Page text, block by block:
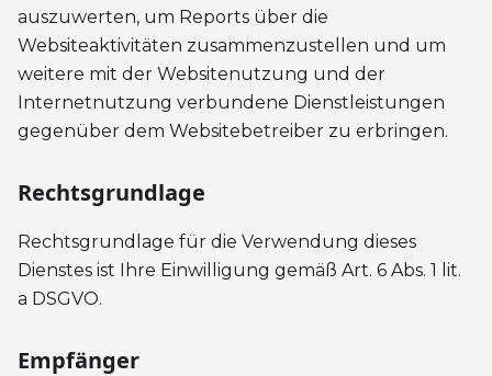
auszuwerten, um Reports über die
Websiteaktivitäten zusammenzustellen und um
weitere mit der Websitenutzung und der
Internetnutzung verbundene Dienstleistungen
gegenüber dem Websitebetreiber zu erbringen.
Rechtsgrundlage
Rechtsgrundlage für die Verwendung dieses
Dienstes ist Ihre Einwilligung gemäß Art. 6 Abs. 1 lit.
a DSGVO.
Empfänger